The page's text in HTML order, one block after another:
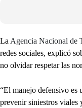
La Agencia Nacional de
redes sociales, explicó
no olvidar respetar las
“El manejo defensivo es
prevenir siniestros viales